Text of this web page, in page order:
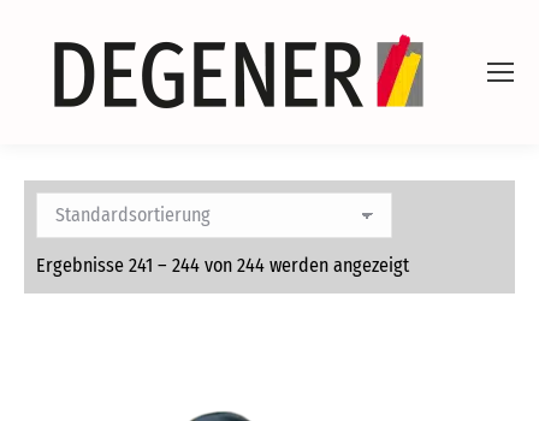
Ergebnisse 241 – 244 von 244 werden angezeigt